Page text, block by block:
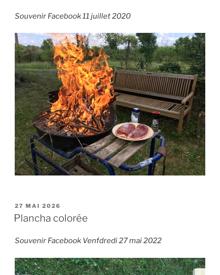
Souvenir Facebook 11 juillet 2020
PUBLIÉ
LE
27 MAI 2026
Plancha colorée
Souvenir Facebook Venfdredi 27 mai 2022